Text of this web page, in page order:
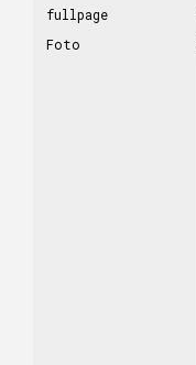
fullpage
Foto